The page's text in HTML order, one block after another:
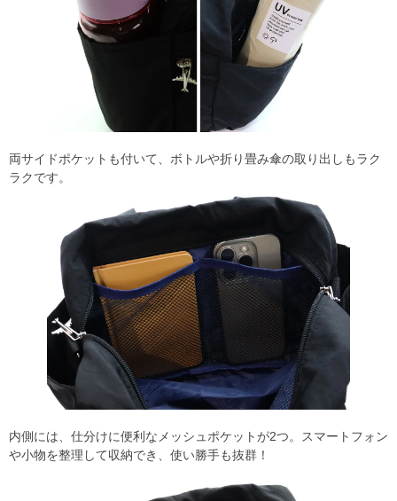
両サイドポケットも付いて、ボトルや折り畳み傘の取り出しもラク
ラクです。
内側には、仕分けに便利なメッシュポケットが2つ。スマートフォン
や小物を整理して収納でき、使い勝手も抜群！